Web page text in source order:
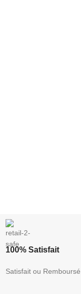
100% Satisfait
Satisfait ou Remboursé